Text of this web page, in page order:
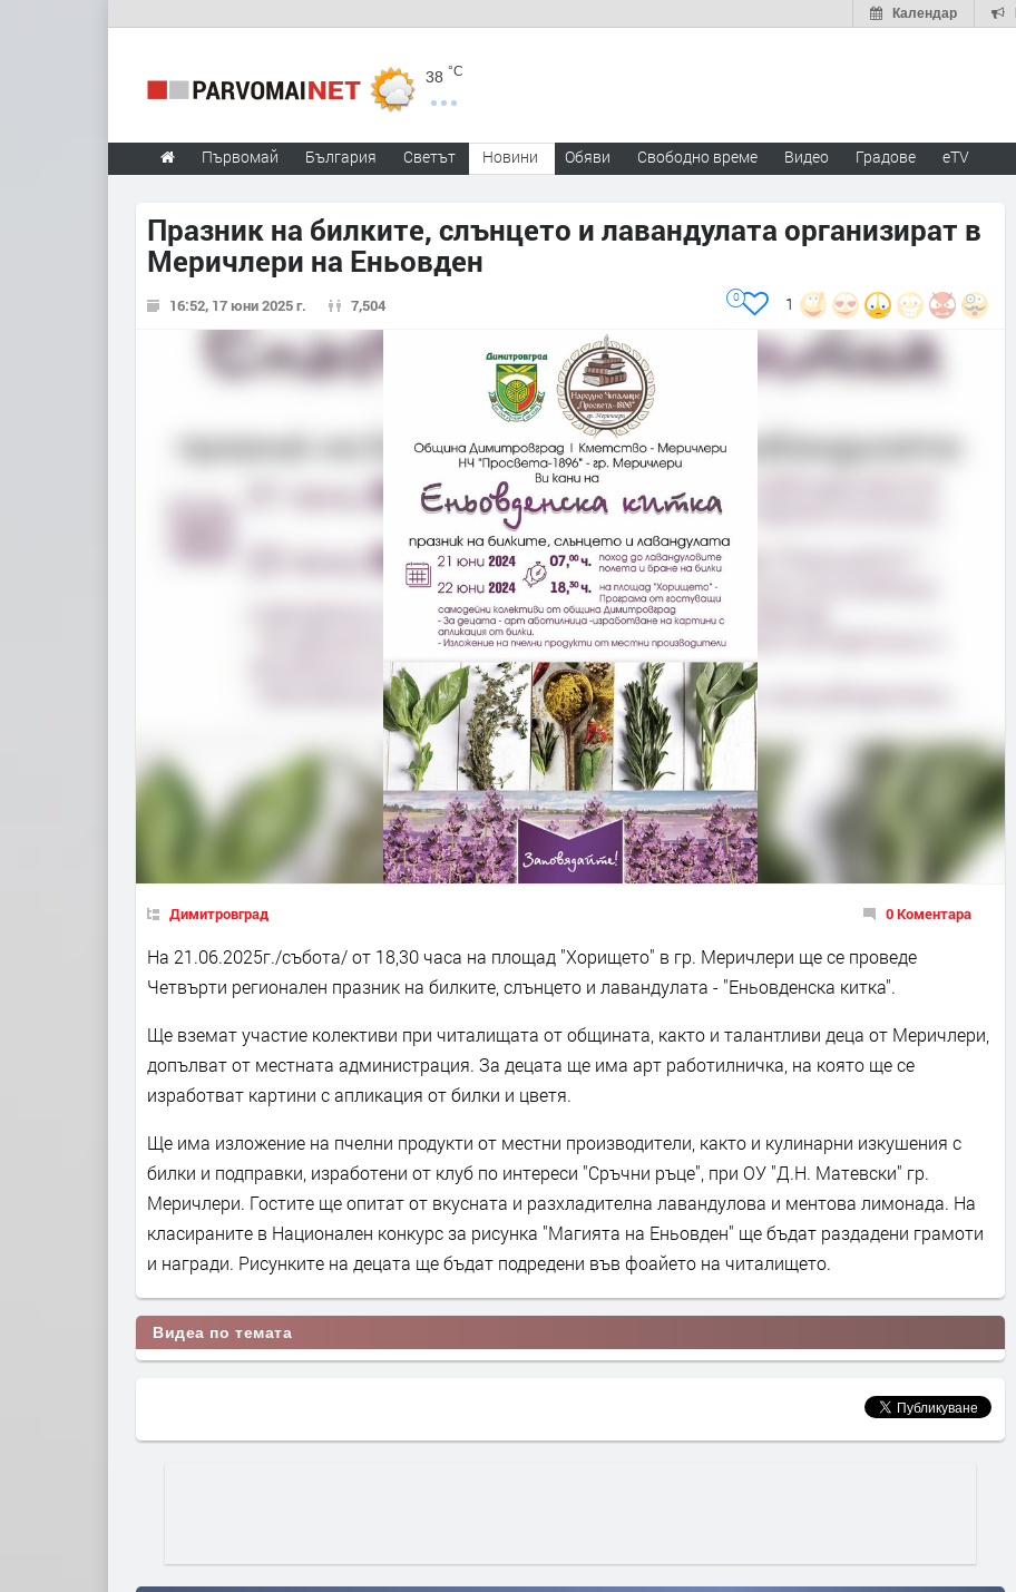
Календар
38 °C
Първомай България Светът Новини Обяви Свободно време Видео Градове eTV
Празник на билките, слънцето и лавандулата организират в
Меричлери на Еньовден
16:52, 17 юни 2025 г. 7,504 1
0
Димитровград 0 Коментара
На 21.06.2025г./събота/ от 18,30 часа на площад "Хорището" в гр. Меричлери ще се проведе
Четвърти регионален празник на билките, слънцето и лавандулата - "Еньовденска китка".
Ще вземат участие колективи при читалищата от общината, както и талантливи деца от Меричлери,
допълват от местната администрация. За децата ще има арт работилничка, на която ще се
изработват картини с апликация от билки и цветя.
Ще има изложение на пчелни продукти от местни производители, както и кулинарни изкушения с
билки и подправки, изработени от клуб по интереси "Сръчни ръце", при ОУ "Д.Н. Матевски" гр.
Меричлери. Гостите ще опитат от вкусната и разхладителна лавандулова и ментова лимонада. На
класираните в Национален конкурс за рисунка "Магията на Еньовден" ще бъдат раздадени грамоти
и награди. Рисунките на децата ще бъдат подредени във фоайето на читалището.
Видеа по темата